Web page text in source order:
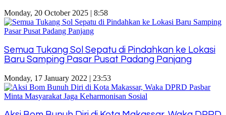
Monday, 20 October 2025 | 8:58
Semua Tukang Sol Sepatu di Pindahkan ke Lokasi
Baru Samping Pasar Pusat Padang Panjang
Monday, 17 January 2022 | 23:53